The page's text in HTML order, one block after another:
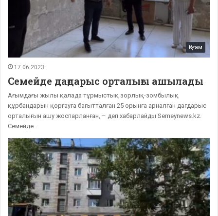
Қоғам
17.06.2023
Семейде дағдарыс орталығы ашылады
Ағымдағы жылы қалада тұрмыстық зорлық-зомбылық
құрбандарын қорғауға бағытталған 25 орынға арналған дағдарыс
орталығын ашу жоспарланған, – деп хабарлайды Semeynews.kz.
Семейде…